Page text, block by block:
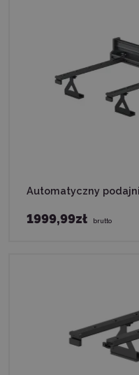
Automatyczny
1999,99zł brutto